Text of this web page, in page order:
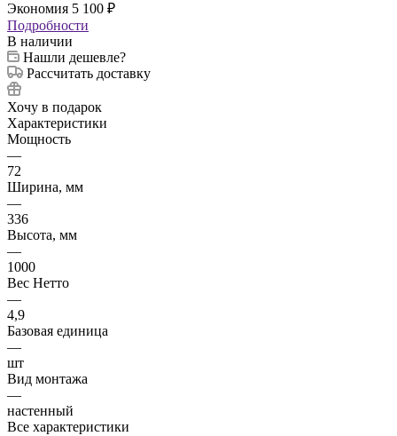
Экономия 5 100 ₽
Подробности
В наличии
Нашли дешевле?
Рассчитать доставку
Хочу в подарок
Характеристики
Мощность
—
72
Ширина, мм
—
336
Высота, мм
—
1000
Вес Нетто
—
4,9
Базовая единица
—
шт
Вид монтажа
—
настенный
Все характеристики